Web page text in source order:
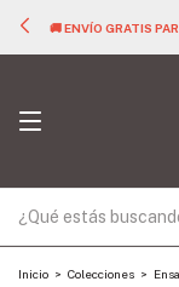
🚚 ENVÍO GRATIS
Inicio > Colecciones >